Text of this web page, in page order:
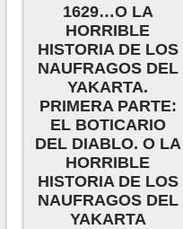
1629…O LA
HORRIBLE
HISTORIA DE LOS
NAUFRAGOS DEL
YAKARTA.
PRIMERA PARTE:
EL BOTICARIO
DEL DIABLO. O LA
HORRIBLE
HISTORIA DE LOS
NAUFRAGOS DEL
YAKARTA